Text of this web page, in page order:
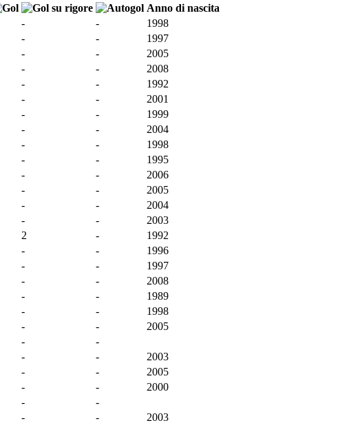
Anno di nascita
- -
1998
- -
1997
- -
2005
- -
2008
- -
1992
- -
2001
- -
1999
- -
2004
- -
1998
- -
1995
- -
2006
- -
2005
- -
2004
- -
2003
2 -
1992
- -
1996
- -
1997
- -
2008
- -
1989
- -
1998
- -
2005
-
-
- -
2003
- -
2005
- -
2000
-
-
- -
2003